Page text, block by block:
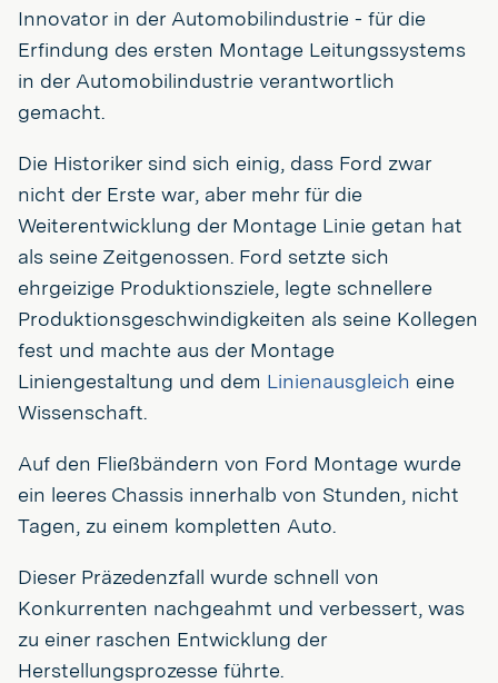
Innovator in der Automobilindustrie - für die
Erfindung des ersten Montage Leitungssystems
in der Automobilindustrie verantwortlich
gemacht.
Die Historiker sind sich einig, dass Ford zwar
nicht der Erste war, aber mehr für die
Weiterentwicklung der Montage Linie getan hat
als seine Zeitgenossen. Ford setzte sich
ehrgeizige Produktionsziele, legte schnellere
Produktionsgeschwindigkeiten als seine Kollegen
fest und machte aus der Montage
Liniengestaltung und dem Linienausgleich eine
Wissenschaft.
Auf den Fließbändern von Ford Montage wurde
ein leeres Chassis innerhalb von Stunden, nicht
Tagen, zu einem kompletten Auto.
Dieser Präzedenzfall wurde schnell von
Konkurrenten nachgeahmt und verbessert, was
zu einer raschen Entwicklung der
Herstellungsprozesse führte.